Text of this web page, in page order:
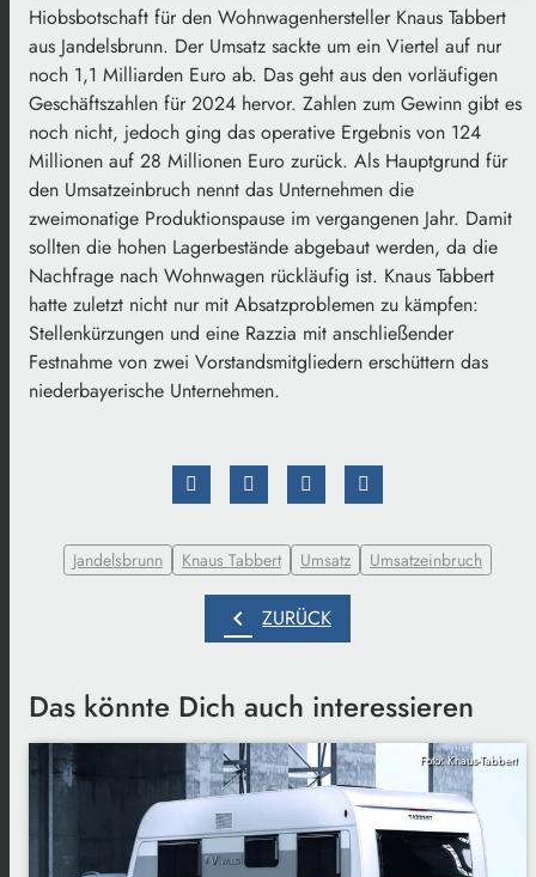
Hiobsbotschaft für den Wohnwagenhersteller Knaus Tabbert
aus Jandelsbrunn. Der Umsatz sackte um ein Viertel auf nur
noch 1,1 Milliarden Euro ab. Das geht aus den vorläufigen
Geschäftszahlen für 2024 hervor. Zahlen zum Gewinn gibt es
noch nicht, jedoch ging das operative Ergebnis von 124
Millionen auf 28 Millionen Euro zurück. Als Hauptgrund für
den Umsatzeinbruch nennt das Unternehmen die
zweimonatige Produktionspause im vergangenen Jahr. Damit
sollten die hohen Lagerbestände abgebaut werden, da die
Nachfrage nach Wohnwagen rückläufig ist. Knaus Tabbert
hatte zuletzt nicht nur mit Absatzproblemen zu kämpfen:
Stellenkürzungen und eine Razzia mit anschließender
Festnahme von zwei Vorstandsmitgliedern erschüttern das
niederbayerische Unternehmen.
Jandelsbrunn Knaus Tabbert Umsatz Umsatzeinbruch
chevron_left ZURÜCK
Das könnte Dich auch interessieren
Foto: Knaus-Tabbert